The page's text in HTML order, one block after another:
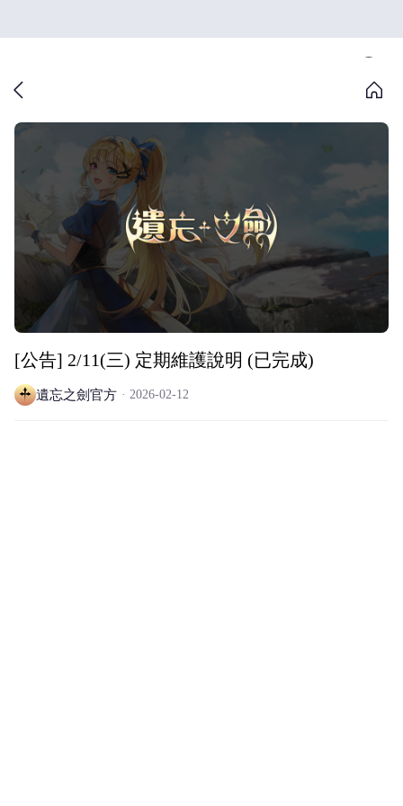
[公告] 2/11(三) 定期維護說明 (已完成)
遺忘之劍官方 2026-02-12